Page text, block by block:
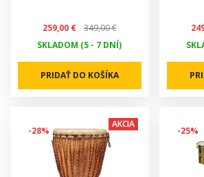
259,00 €
349,00 €
SKLADOM (5 - 7 DNÍ)
PRIDAŤ DO KOŠÍKA
-28%
AKCIA
-25%